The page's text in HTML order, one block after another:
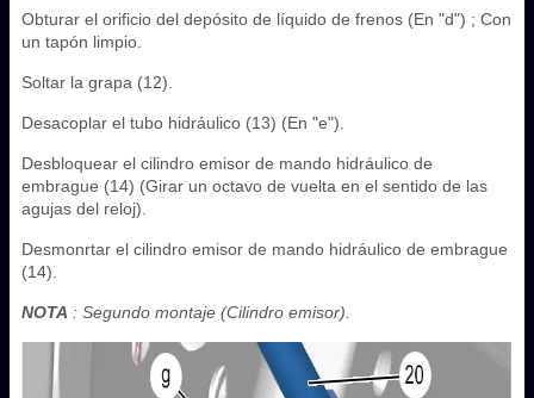
Obturar el orificio del depósito de líquido de frenos (En "d") ; Con
un tapón limpio.
Soltar la grapa (12).
Desacoplar el tubo hidráulico (13) (En "e").
Desbloquear el cilindro emisor de mando hidráulico de
embrague (14) (Girar un octavo de vuelta en el sentido de las
agujas del reloj).
Desmonrtar el cilindro emisor de mando hidráulico de embrague
(14).
NOTA : Segundo montaje (Cilindro emisor).